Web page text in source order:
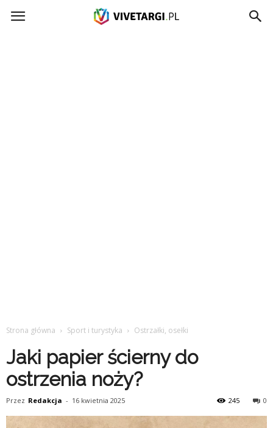
Vivetargi.pl
Strona główna Sport i turystyka Ostrzałki, osełki
Jaki papier ścierny do
ostrzenia noży?
Przez Redakcja - 16 kwietnia 2025 0
245